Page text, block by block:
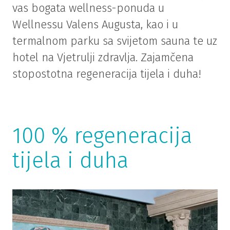
vas bogata wellness-ponuda u
Wellnessu Valens Augusta, kao i u
termalnom parku sa svijetom sauna te uz
hotel na Vjetrulji zdravlja. Zajamčena
stopostotna regeneracija tijela i duha!
100 % regeneracija
tijela i duha